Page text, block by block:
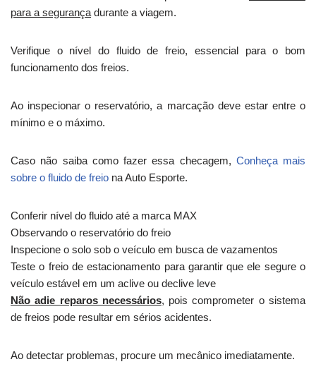
para a segurança durante a viagem.
Verifique o nível do fluido de freio, essencial para o bom
funcionamento dos freios.
Ao inspecionar o reservatório, a marcação deve estar entre o
mínimo e o máximo.
Caso não saiba como fazer essa checagem, Conheça mais
sobre o fluido de freio na Auto Esporte.
Conferir nível do fluido até a marca MAX
Observando o reservatório do freio
Inspecione o solo sob o veículo em busca de vazamentos
Teste o freio de estacionamento para garantir que ele segure o
veículo estável em um aclive ou declive leve
Não adie reparos necessários, pois comprometer o sistema
de freios pode resultar em sérios acidentes.
Ao detectar problemas, procure um mecânico imediatamente.